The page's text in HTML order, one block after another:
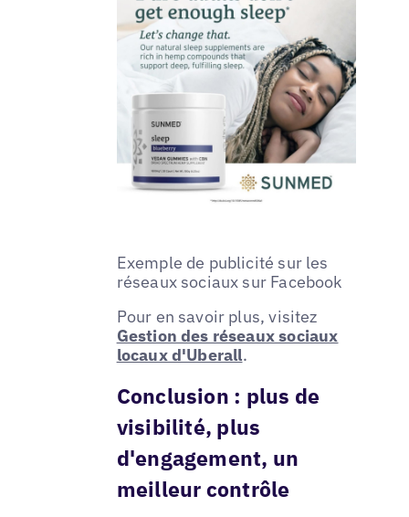
Exemple de publicité sur les
réseaux sociaux sur Facebook
Pour en savoir plus, visitez
Gestion des réseaux sociaux
locaux d'Uberall.
Conclusion : plus de
visibilité, plus
d'engagement, un
meilleur contrôle